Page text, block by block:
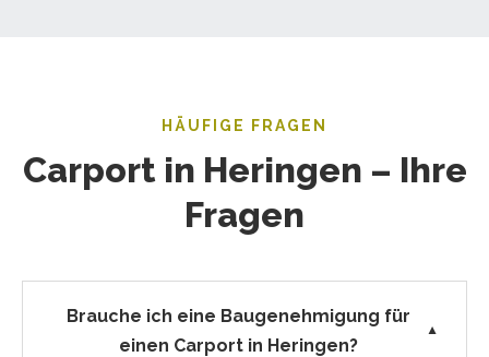
HÄUFIGE FRAGEN
Carport in Heringen – Ihre
Fragen
Brauche ich eine Baugenehmigung für
einen Carport in Heringen?
▼